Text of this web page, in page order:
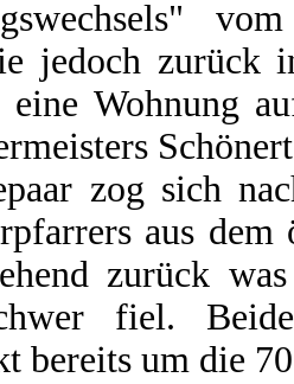
jedoch zurück
eine Wohnung
zog sich
aus
zurück
fiel.
bereits um die